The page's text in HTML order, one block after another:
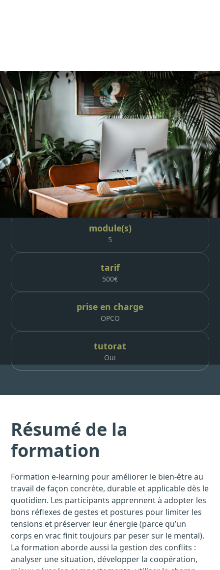
format
E-learning
prochaine session
Tous les mois, nous contacter
durée
Loi ALUR : 14h, 28h ou 42h
module(s)
5
tarif
500€
prise en charge
OPCO
tutorat
Oui
Résumé de la
formation
Formation e-learning pour améliorer le bien-être au
travail de façon concrète, durable et applicable dès le
quotidien. Les participants apprennent à adopter les
bons réflexes de gestes et postures pour limiter les
tensions et préserver leur énergie (parce qu’un
corps en vrac finit toujours par peser sur le mental).
La formation aborde aussi la gestion des conflits :
analyser une situation, développer la coopération,